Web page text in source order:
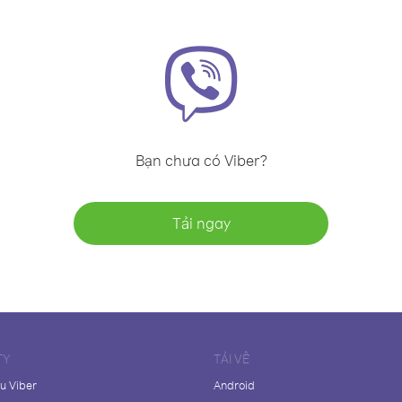
Bạn chưa có Viber?
Tải ngay
Viber
TẢI VỀ
Android